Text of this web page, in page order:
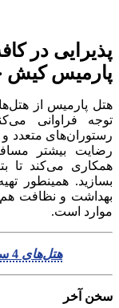
پذیرایی در
پارمیس کیش
هتل پارمیس از
توجه فراوانی
رستوران‌های متعدد
رضایت بیشتر
همکاری می‌کند تا
بسازید. همینطور
بهداشت و نظافت
موارد است.
هتل‌های
سخن آخر